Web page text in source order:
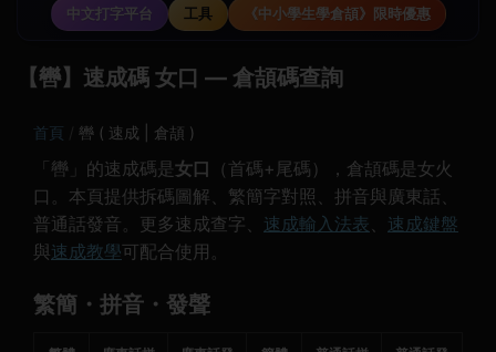
中文打字平台
工具 《中小學生學倉頡》限時優惠
【轡】速成碼 女口 — 倉頡碼查詢
首頁 轡 ( 速成 | 倉頡 )
「轡」的速成碼是 女口 （首碼+尾碼），倉頡碼是女火
口。本頁提供拆碼圖解、繁簡字對照、拼音與廣東話、
普通話發音。更多速成查字、 速成輸入法表、 速成鍵盤
與速成教學可配合使用。
繁簡・拼音・發聲